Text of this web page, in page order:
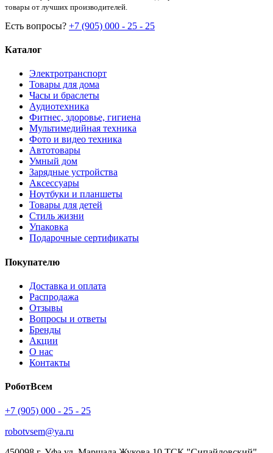
товары от лучших производителей.
Есть вопросы? +7 (905) 000 - 25 - 25
Каталог
Электротранспорт
Товары для дома
Часы и браслеты
Аудиотехника
Фитнес, здоровье, гигиена
Мультимедийная техника
Фото и видео техника
Автотовары
Умный дом
Зарядные устройства
Аксессуары
Ноутбуки и планшеты
Товары для детей
Стиль жизни
Упаковка
Подарочные сертификаты
Покупателю
Доставка и оплата
Распродажа
Отзывы
Вопросы и ответы
Бренды
Акции
О нас
Контакты
РоботВсем
+7 (905) 000 - 25 - 25
robotvsem@ya.ru